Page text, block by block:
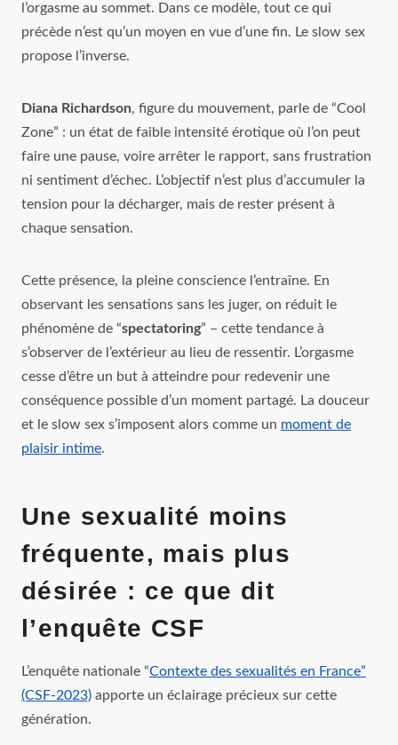
l’orgasme au sommet. Dans ce modèle, tout ce qui
précède n’est qu’un moyen en vue d’une fin. Le slow sex
propose l’inverse.
Diana Richardson, figure du mouvement, parle de “Cool
Zone” : un état de faible intensité érotique où l’on peut
faire une pause, voire arrêter le rapport, sans frustration
ni sentiment d’échec. L’objectif n’est plus d’accumuler la
tension pour la décharger, mais de rester présent à
chaque sensation.
Cette présence, la pleine conscience l’entraîne. En
observant les sensations sans les juger, on réduit le
phénomène de “spectatoring” – cette tendance à
s’observer de l’extérieur au lieu de ressentir. L’orgasme
cesse d’être un but à atteindre pour redevenir une
conséquence possible d’un moment partagé. La douceur
et le slow sex s’imposent alors comme un moment de
plaisir intime.
Une sexualité moins
fréquente, mais plus
désirée : ce que dit
l’enquête CSF
L’enquête nationale “Contexte des sexualités en France”
(CSF‑2023) apporte un éclairage précieux sur cette
génération.